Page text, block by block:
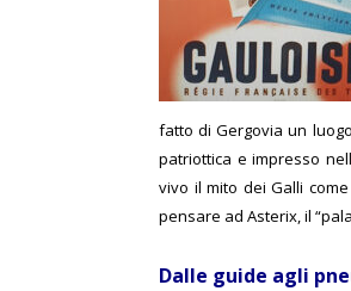
fatto di Gergovia un
patriottica e impresso
vivo il mito dei Galli
pensare ad Asterix, il
Dalle guide agli